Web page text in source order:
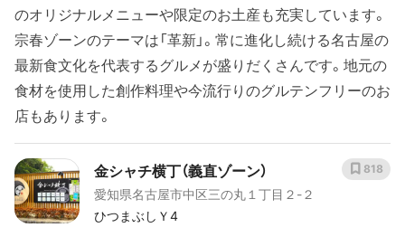
のオリジナルメニューや限定のお土産も充実しています。
宗春ゾーンのテーマは「革新」。常に進化し続ける名古屋の
最新食文化を代表するグルメが盛りだくさんです。地元の
食材を使用した創作料理や今流行りのグルテンフリーのお
店もあります。
金シャチ横丁（義直ゾーン）
愛知県名古屋市中区三の丸１丁目２-２
ひつまぶしＹ4
818